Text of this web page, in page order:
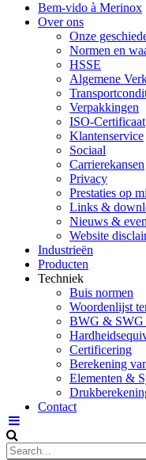
Bem-vido à Merinox
Over ons
Onze
Normen en
HSSE
Algemene
Verpakkingen
ISO-Certificaat
Klantenservice
Sociaal
Carrierekansen
Privacy
Prestaties op
Links &
Nieuws &
Website
Industrieën
Producten
Techniek
Buis normen
Woordenlijst
BWG & SWG
Certificering
Berekening
Elementen &
Contact